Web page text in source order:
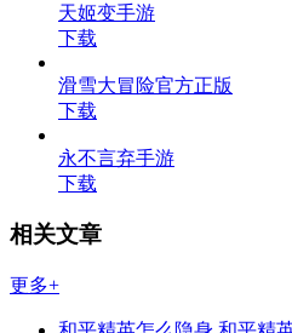
天姬变手游
下载
滑雪大冒险官方正版
下载
永不言弃手游
下载
相关文章
更多+